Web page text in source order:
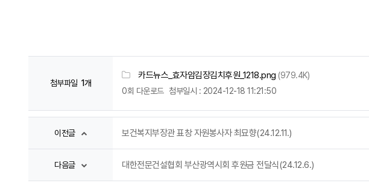
첨부파일 1개
카드뉴스_효자암김장김치후원_1218.png (979.4K)
0회 다운로드 첨부일시 : 2024-12-18 11:21:50
이전글 보건복지부장관 표창 자원봉사자 최묘향(24.12.11.)
다음글 대한전문건설협회 부산광역시회 후원금 전달식(24.12.6.)